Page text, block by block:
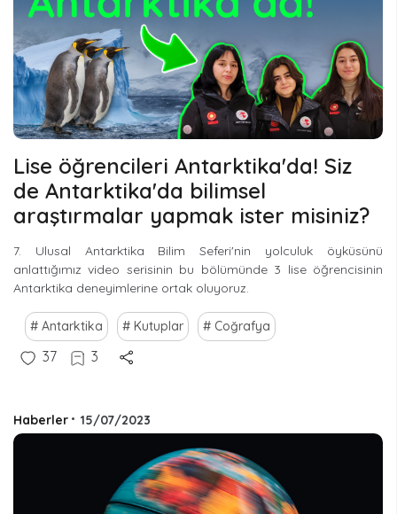
Lise öğrencileri Antarktika'da! Siz
de Antarktika'da bilimsel
araştırmalar yapmak ister misiniz?
7. Ulusal Antarktika Bilim Seferi'nin yolculuk öyküsünü
anlattığımız video serisinin bu bölümünde 3 lise öğrencisinin
Antarktika deneyimlerine ortak oluyoruz.
Antarktika Kutuplar Coğrafya
37 3
Haberler • 15/07/2023